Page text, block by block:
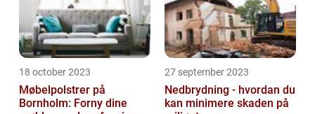
18 october 2023
Møbelpolstrer på
Bornholm: Forny dine
27 september 2023
Nedbrydning - hvordan du
kan minimere skaden på